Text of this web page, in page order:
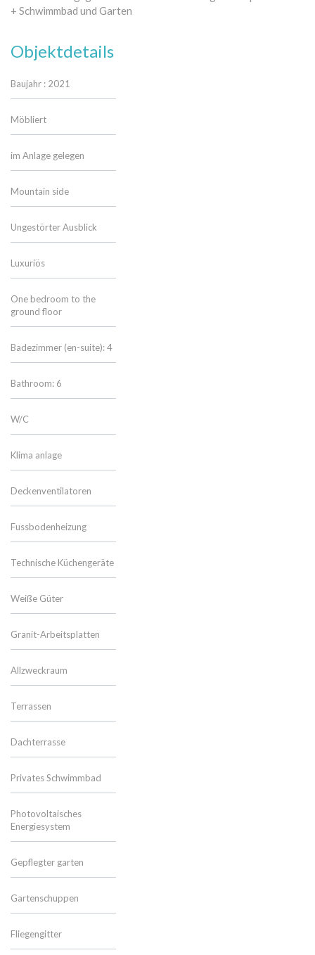
+ Schwimmbad und Garten
Objektdetails
Baujahr : 2021
Möbliert
im Anlage gelegen
Mountain side
Ungestörter Ausblick
Luxuriös
One bedroom to the
ground floor
Badezimmer (en-suite): 4
Bathroom: 6
W/C
Klima anlage
Deckenventilatoren
Fussbodenheizung
Technische Küchengeräte
Weiße Güter
Granit-Arbeitsplatten
Allzweckraum
Terrassen
Dachterrasse
Privates Schwimmbad
Photovoltaisches
Energiesystem
Gepflegter garten
Gartenschuppen
Fliegengitter